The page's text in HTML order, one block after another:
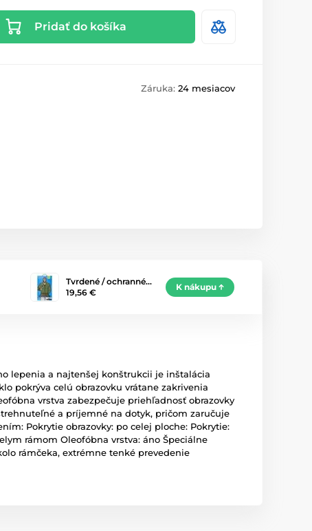
Pridať do košíka
Záruka: 24 mesiacov
Tvrdené / ochranné…
19,56 €
K nákupu
lepenia a najtenšej konštrukcii je inštalácia
pokrýva celú obrazovku vrátane zakrivenia
vrstva zabezpečuje priehľadnosť obrazovky
a príjemné na dotyk, pričom zaručuje
Pokrytie obrazovky: po celej ploche: Pokrytie:
rámom Oleofóbna vrstva: áno Špeciálne
rámčeka, extrémne tenké prevedenie